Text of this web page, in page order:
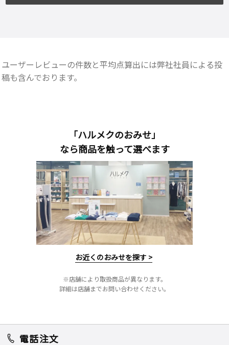
ユーザーレビューの件数と平均点算出には弊社社員による投
稿も含んでおります。
「ハルメクのおみせ」
なら商品を触って選べます
お近くのおみせを探す >
※店舗により取扱商品が異なります。
詳細は店舗までお問い合わせください。
電話注文